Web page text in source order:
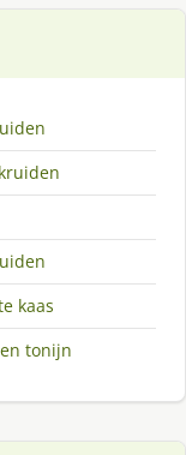
kaas
tonijn